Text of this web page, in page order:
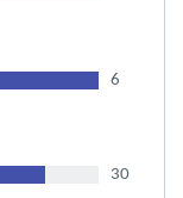
6
30